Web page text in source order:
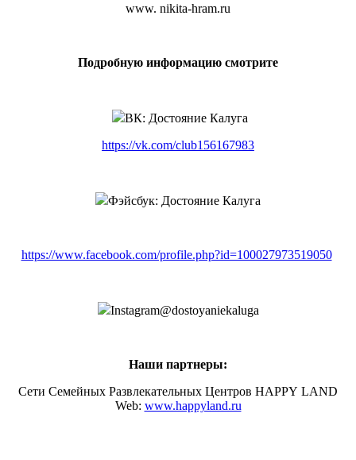
www. nikita-hram.ru
Подробную информацию смотрите
ВК: Достояние Калуга
https://vk.com/club156167983
Фэйсбук: Достояние Калуга
https://www.facebook.com/profile.php?id=100027973519050
Instagram@dostoyaniekaluga
Наши партнеры:
Сети Семейных Развлекательных Центров HAPPY LAND
Web: www.happyland.ru